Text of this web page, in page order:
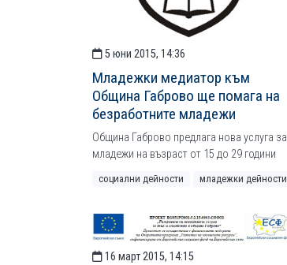
5 юни 2015, 14:36
Младежки медиатор към
Община Габрово ще помага на
безработните младежи
Община Габрово предлага нова услуга за
младежи на възраст от 15 до 29 години
социални дейности младежки дейности
16 март 2015, 14:15